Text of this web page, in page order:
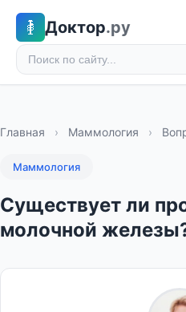
Доктор.ру
Главная › Маммология ›
Маммология
Существует ли
молочной